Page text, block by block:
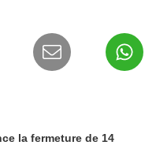
la fermeture de 14